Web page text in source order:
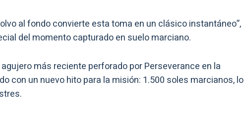
al fondo convierte esta toma en un clásico instantáneo”,
del momento capturado en suelo marciano.
más reciente perforado por Perseverance en la
con un nuevo hito para la misión: 1.500 soles marcianos, lo